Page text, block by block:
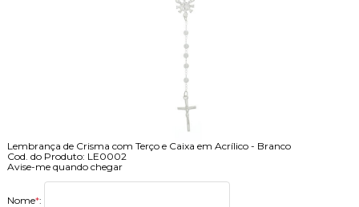
Lembrança de Crisma com Terço e Caixa em Acrílico - Branco
Cod. do Produto: LE0002
Avise-me quando chegar
Nome*: